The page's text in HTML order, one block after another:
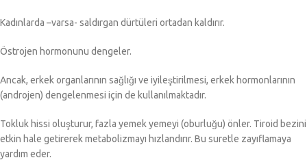
Kadınlarda –varsa- saldırgan dürtüleri ortadan kaldırır.
Östrojen hormonunu dengeler.
Ancak, erkek organlarının sağlığı ve iyileştirilmesi, erkek hormonlarının
(androjen) dengelenmesi için de kullanılmaktadır.
Tokluk hissi oluşturur, fazla yemek yemeyi (oburluğu) önler. Tiroid bezini
etkin hale getirerek metabolizmayı hızlandırır. Bu suretle zayıflamaya
yardım eder.